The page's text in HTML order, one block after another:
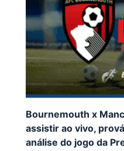
Bournemouth x
assistir ao vivo,
análise do jogo da